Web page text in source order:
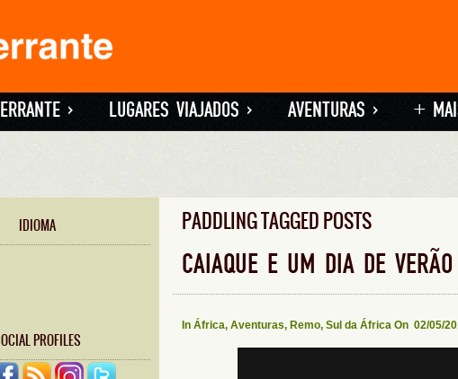
» LUGARES VIAJADOS » AVENTURAS » +
IDIOMA
PROFILES
PADDLING TAGGED POSTS
CAIAQUE E UM DIA DE
In África, Aventuras, Remo, Sul da África On 02/05/